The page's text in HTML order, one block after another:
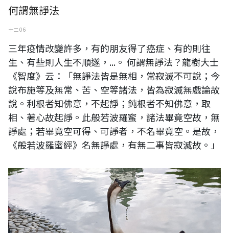
何謂無諍法
十二 06
三年疫情改變許多，有的朋友得了癌症、有的則往
生、有些則人生不順遂，...。 何謂無諍法？龍樹大士
《智度》云：「無諍法皆是無相，常寂滅不可說；今
說布施等及無常、苦、空等諸法，皆為寂滅無戲論故
說。利根者知佛意，不起諍；鈍根者不知佛意，取
相、著心故起諍。此般若波羅蜜，諸法畢竟空故，無
諍處；若畢竟空可得、可諍者，不名畢竟空。是故，
《般若波羅蜜經》名無諍處，有無二事皆寂滅故。」